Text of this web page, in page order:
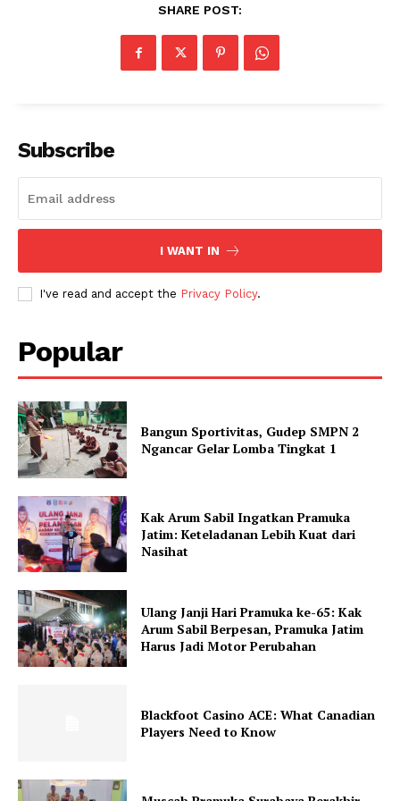
SHARE POST:
Subscribe
I WANT IN
I've read and accept the Privacy Policy.
Popular
Bangun Sportivitas, Gudep SMPN 2
Ngancar Gelar Lomba Tingkat 1
Kak Arum Sabil Ingatkan Pramuka
Jatim: Keteladanan Lebih Kuat dari
Nasihat
Ulang Janji Hari Pramuka ke-65: Kak
Arum Sabil Berpesan, Pramuka Jatim
Harus Jadi Motor Perubahan
Blackfoot Casino ACE: What Canadian
Players Need to Know